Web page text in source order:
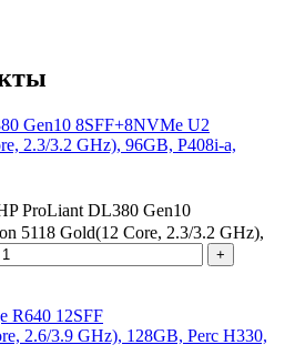
Gen10 8SFF+8NVMe U2
2.3/3.2 GHz), 96GB, P408i-a,
ProLiant DL380 Gen10
5118 Gold(12 Core, 2.3/3.2 GHz),
+
R640 12SFF
2.6/3.9 GHz), 128GB, Perc H330,